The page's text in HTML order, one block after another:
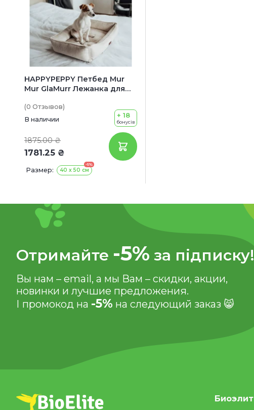
HAPPYPEPPY Петбед Mur
Mur GlaMurr Лежанка для
(0 Отзывов)
В наличии
1875.00 ₴
1781.25 ₴
+ 18
бонусів
Размер:
-5%
40 х 50 см
Отримайте -5% за підписку!
Вы нам – email, а мы Вам – скидки, акции,
новинки и лучшие предложения.
І промокод на -5% на следующий заказ 😸
Биоэлит